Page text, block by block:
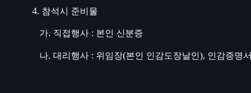
4. 참석시 준비물
가. 직접행사: 본인 신분증
나. 대리행사: 위임장(본인 인감도장날인 ), 인감증명서